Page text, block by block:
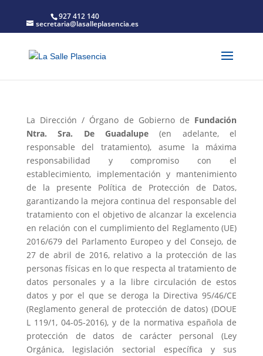
927 412 140
secretaria@lasalleplasencia.es
La Dirección / Órgano de Gobierno de Fundación
Ntra. Sra. De Guadalupe (en adelante, el
responsable del tratamiento), asume la máxima
responsabilidad y compromiso con el
establecimiento, implementación y mantenimiento
de la presente Política de Protección de Datos,
garantizando la mejora continua del responsable del
tratamiento con el objetivo de alcanzar la excelencia
en relación con el cumplimiento del Reglamento (UE)
2016/679 del Parlamento Europeo y del Consejo, de
27 de abril de 2016, relativo a la protección de las
personas físicas en lo que respecta al tratamiento de
datos personales y a la libre circulación de estos
datos y por el que se deroga la Directiva 95/46/CE
(Reglamento general de protección de datos) (DOUE
L 119/1, 04-05-2016), y de la normativa española de
protección de datos de carácter personal (Ley
Orgánica, legislación sectorial específica y sus